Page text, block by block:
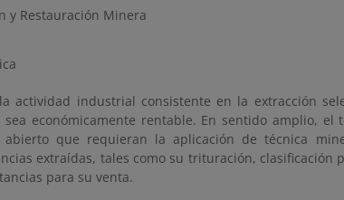
y Restauración Minera
actividad industrial consistente en la extracción
económicamente rentable. En sentido amplio,
que requieran la aplicación de técnica
extraídas, tales como su trituración, clasificación
para su venta.